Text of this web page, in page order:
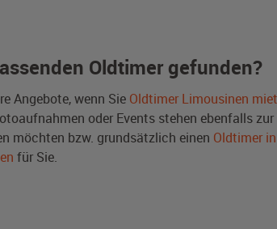
Oldtimer gefunden?
Angebote, wenn Sie Oldtimer Limousinen
oder Events stehen ebenfalls
möchten bzw. grundsätzlich einen Oldtimer
für Sie.